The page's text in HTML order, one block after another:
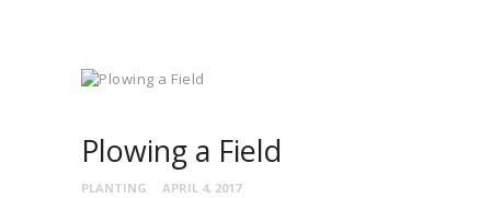
Plowing a Field
PLANTING APRIL 4, 2017